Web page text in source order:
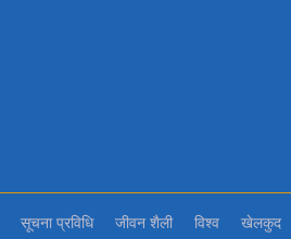
सूचना प्रविधि जीवन शैली विश्व खेलकुद